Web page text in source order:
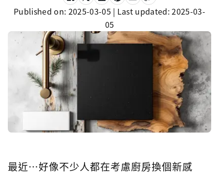
Published on: 2025-03-05 | Last updated:2025-03-
05
最近…好像不少人都在考慮廚房換個新感